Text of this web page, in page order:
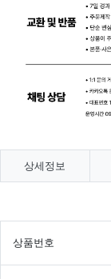
상세정보
상품번호